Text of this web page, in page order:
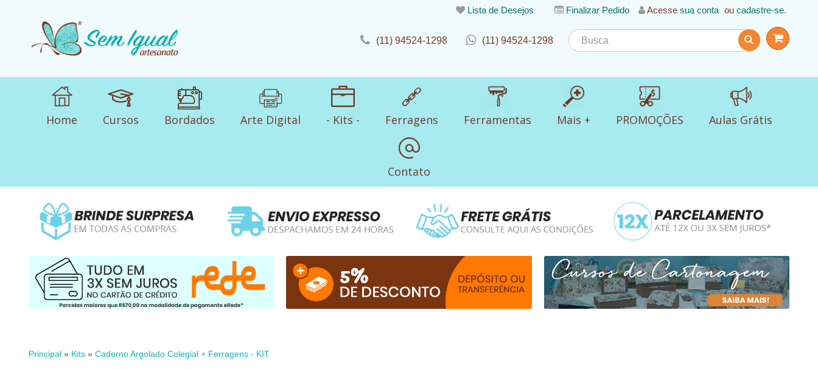
Lista de Desejos Finalizar Pedido Acesse sua conta ou cadastre-se.
(11) 94524-1298 (11) 94524-1298
Home Cursos Bordados Arte Digital - Kits - Ferragens Ferramentas Mais + PROMOÇÕES Aulas Grátis
Contato
Principal » Kits » Caderno Argolado Colegial + Ferragens - KIT